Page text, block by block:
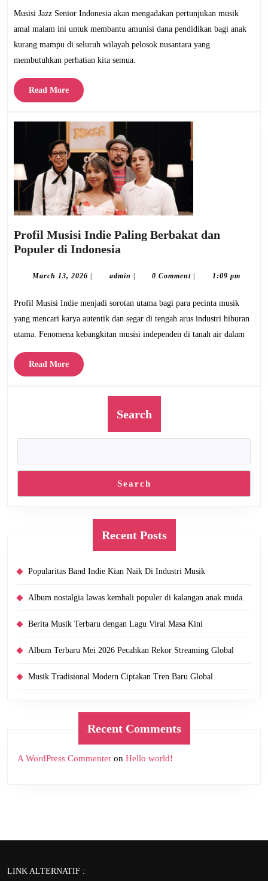
Gelar
Konser
Amal
Malam
Musisi Jazz Senior Indonesia akan mengadakan pertunjukan musik
amal malam ini untuk membantu amunisi dana pendidikan bagi anak
kurang mampu di seluruh wilayah pelosok nusantara yang
membutuhkan perhatian kita semua.
Read MoreRead
More
Profil Musisi Indie Paling Berbakat dan
Populer di Indonesia
Indie
Berbakat
dan
Populer
March 13, 2026 Marchadmin admin 0 Comment 1:09 pm
Profil Musisi Indie menjadi sorotan utama bagi para pecinta musik
yang mencari karya autentik dan segar di tengah arus industri hiburan
utama. Fenomena kebangkitan musisi independen di tanah air dalam
Read MoreRead
More
Search
Search
Recent Posts
Popularitas Band Indie Kian Naik Di Industri Musik
Album nostalgia lawas kembali populer di kalangan anak muda.
Berita Musik Terbaru dengan Lagu Viral Masa Kini
Album Terbaru Mei 2026 Pecahkan Rekor Streaming Global
Musik Tradisional Modern Ciptakan Tren Baru Global
Recent Comments
A WordPress Commenter on Hello world!
LINK ALTERNATIF :